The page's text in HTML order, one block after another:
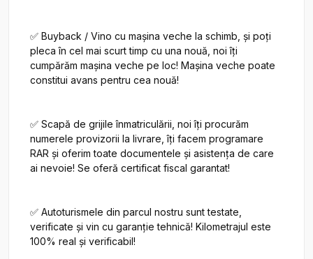
✅ Buyback / Vino cu mașina veche la schimb, și poți
pleca în cel mai scurt timp cu una nouă, noi îți
cumpărăm mașina veche pe loc! Mașina veche poate
constitui avans pentru cea nouă!
✅ Scapă de grijile înmatriculării, noi îți procurăm
numerele provizorii la livrare, îți facem programare
RAR și oferim toate documentele și asistența de care
ai nevoie! Se oferă certificat fiscal garantat!
✅ Autoturismele din parcul nostru sunt testate,
verificate și vin cu garanție tehnică! Kilometrajul este
100% real și verificabil!